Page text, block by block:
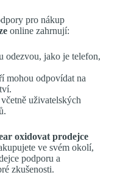
pro nákup
online zahrnují:
odezvou, jako je telefon,
mohou odpovídat na
uživatelských
oxidovat prodejce
ve svém okolí,
podporu a
zkušenosti.